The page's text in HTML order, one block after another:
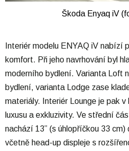
Škoda Enyaq iV
Interiér modelu ENYAQ iV nabízí
komfort. Při jeho navrhování byl
moderního bydlení. Varianta Loft
bydlení, varianta Lodge zase
materiály. Interiér Lounge je pak
luxusu a exkluzivity. Ve střední
nachází 13” (s úhlopříčkou 33 cm)
včetně head-up displeje s